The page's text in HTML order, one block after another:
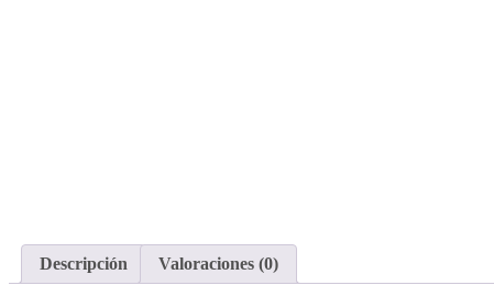
Descripción Valoraciones (0)